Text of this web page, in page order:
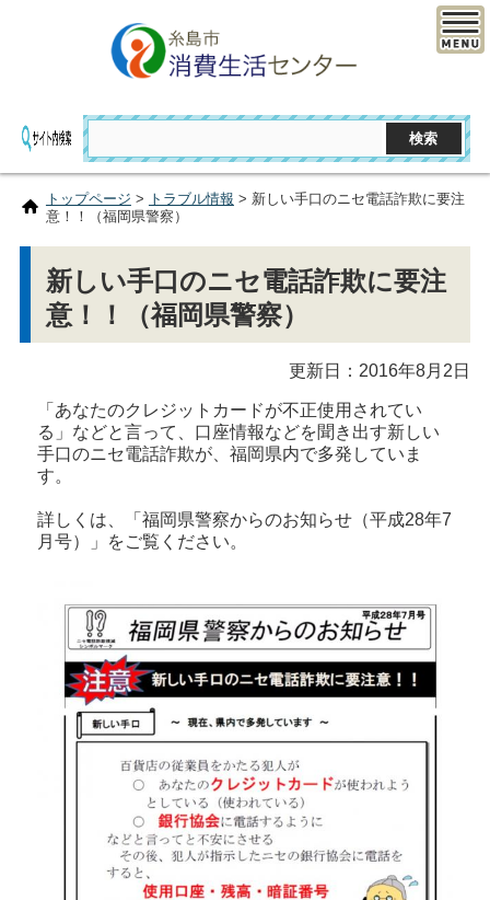
トップページ > トラブル情報 > 新しい手口のニセ電話詐欺に要注
意！！（福岡県警察）
新しい手口のニセ電話詐欺に要注
意！！（福岡県警察）
更新日：2016年8月2日
「あなたのクレジットカードが不正使用されてい
る」などと言って、口座情報などを聞き出す新しい
手口のニセ電話詐欺が、福岡県内で多発していま
す。
詳しくは、「福岡県警察からのお知らせ（平成28年7
月号）」をご覧ください。